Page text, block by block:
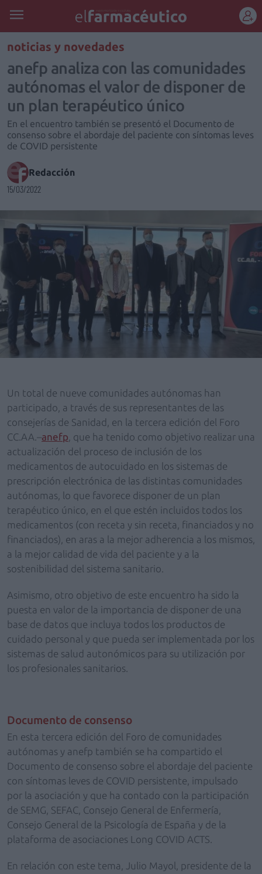
REGÍSTRATE
noticias y novedades
anefp analiza con las comunidades
autónomas el valor de disponer de
un plan terapéutico único
En el encuentro también se presentó el Documento de
consenso sobre el abordaje del paciente con síntomas leves
de COVID persistente
Redacción
15/03/2022
Un total de nueve comunidades autónomas han
participado, a través de sus representantes de las
consejerías de Sanidad, en la tercera edición del Foro
CC.AA.–anefp , que ha tenido como objetivo realizar una
actualización del proceso de inclusión de los
medicamentos de autocuidado en los sistemas de
prescripción electrónica de las distintas comunidades
autónomas, lo que favorece disponer de un plan
terapéutico único, en el que estén incluidos todos los
medicamentos (con receta y sin receta, financiados y no
financiados), en aras a la mejor adherencia a los mismos,
a la mejor calidad de vida del paciente y a la
sostenibilidad del sistema sanitario.
Asimismo, otro objetivo de este encuentro ha sido la
puesta en valor de la importancia de disponer de una
base de datos que incluya todos los productos de
cuidado personal y que pueda ser implementada por los
sistemas de salud autonómicos para su utilización por
los profesionales sanitarios.
Documento de consenso
En esta tercera edición del Foro de comunidades
autónomas y anefp también se ha compartido el
Documento de consenso sobre el abordaje del paciente
con síntomas leves de COVID persistente, impulsado
por la asociación y que ha contado con la participación
de SEMG, SEFAC, Consejo General de Enfermería,
Consejo General de la Psicología de España y de la
plataforma de asociaciones Long COVID ACTS.
En relación con este tema, Julio Mayol, presidente de la